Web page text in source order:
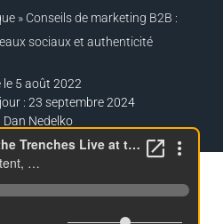
» Conseils de marketing B2B :
sociaux et authenticité
le 5 août 2022
: 23 septembre 2024
Dan Nedelko